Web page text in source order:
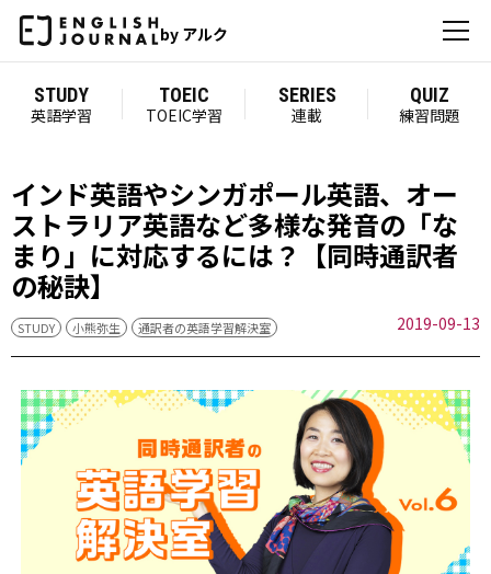
by アルク
STUDY
英語学習
TOEIC
TOEIC学習
SERIES
連載
QUIZ
練習問題
インド英語やシンガポール英語、オー
ストラリア英語など多様な発音の「な
まり」に対応するには？【同時通訳者
の秘訣】
STUDY 小熊弥生 通訳者の英語学習解決室 2019-09-13